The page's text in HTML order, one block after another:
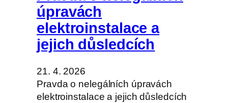
úpravách
elektroinstalace a
jejich důsledcích
21. 4. 2026
Pravda o nelegálních úpravách
elektroinstalace a jejich důsledcích